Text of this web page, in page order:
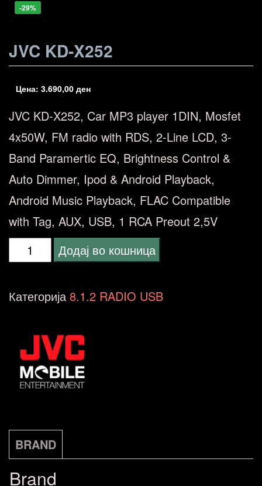
JVC KD-X252
Цена: 3.690,00 ден
JVC KD-X252, Car MP3 player 1DIN, Mosfet
4x50W, FM radio with RDS, 2-Line LCD, 3-
Band Paramertic EQ, Brightness Control &
Auto Dimmer, Ipod & Android Playback,
Android Music Playback, FLAC Compatible
with Tag, AUX, USB, 1 RCA Preout 2,5V
JVC
X252
Додај во кошница
Категорија8.1.2 RADIO USB
BRAND
Brand
-16%
-29%
-29%